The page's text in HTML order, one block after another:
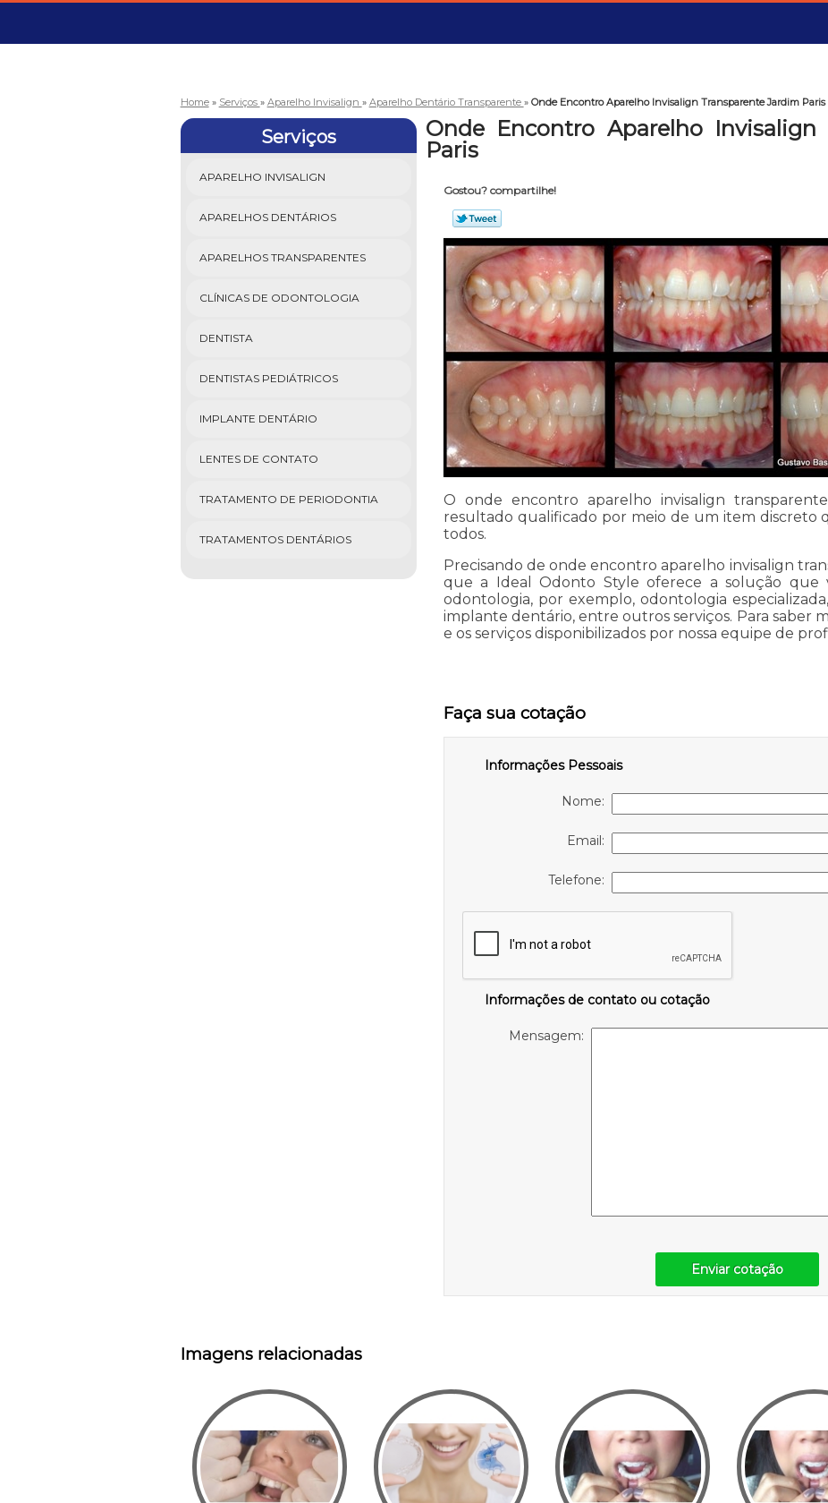
Home » Serviços » Aparelho Invisalign » Aparelho Dentário Transparente » Onde Encontro Aparelho Invisalign Transparente Jardim Paris
Serviços
APARELHO INVISALIGN
APARELHOS DENTÁRIOS
APARELHOS TRANSPARENTES
CLÍNICAS DE ODONTOLOGIA
DENTISTA
DENTISTAS PEDIÁTRICOS
IMPLANTE DENTÁRIO
LENTES DE CONTATO
TRATAMENTO DE PERIODONTIA
TRATAMENTOS DENTÁRIOS
Onde Encontro Aparelho Invisalign
Paris
Gostou? compartilhe!
O onde encontro aparelho invisalign
resultado qualificado por meio de um item discreto
todos.
Precisando de onde encontro aparelho invisalign
que a Ideal Odonto Style oferece a solução que
odontologia, por exemplo, odontologia
implante dentário, entre outros serviços. Para saber
e os serviços disponibilizados por nossa equipe de
Faça sua cotação
Informações Pessoais
Nome:
Email:
Telefone:
Informações de contato ou cotação
Mensagem:
Enviar cotação
Imagens relacionadas